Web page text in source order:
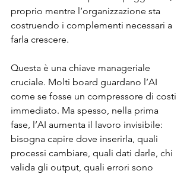
proprio mentre l’organizzazione sta
costruendo i complementi necessari a
farla crescere.
Questa è una chiave manageriale
cruciale. Molti board guardano l’AI
come se fosse un compressore di costi
immediato. Ma spesso, nella prima
fase, l’AI aumenta il lavoro invisibile:
bisogna capire dove inserirla, quali
processi cambiare, quali dati darle, chi
valida gli output, quali errori sono